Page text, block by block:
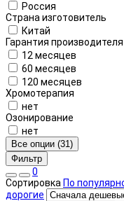
Россия
Страна изготовитель
Китай
Гарантия производителя
12 месяцев
60 месяцев
120 месяцев
Хромотерапия
нет
Озонирование
нет
Все опции (31)
Фильтр
0
Сортировка По
дорогие